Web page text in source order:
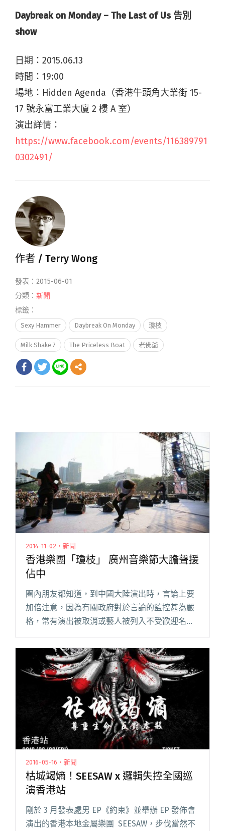
Daybreak on Monday – The Last of Us 告別
show
日期： 2015.06.13
時間： 19:00
場地： Hidden Agenda（香港牛頭角大業街 15-
17 號永富工業大廈 2 樓 A 室）
演出詳情：
https://www.facebook.com/events/116389791
0302491/
作者 / Terry Wong
發表：2015-06-01
分類： 新聞
標籤：
Sexy Hammer Daybreak On Monday 瓊枝
Milk Shake 7 The Priceless Boat 老佛爺
2014-11-02・新聞
香港樂團「瓊枝」 廣州音樂節大膽聲援
佔中
圈內朋友都知道，到中國大陸演出時，言論上要
加倍注意，因為有關政府對於言論的監控甚為嚴
格，常有演出被取消或藝人被列入不受歡迎名單
從此無法公開演出的消息。早前香港本地樂團
「瓊枝」到廣州於430音樂節演出，於舞台上對著
數百樂迷講述香港佔中運動的感閱讀全文 "香港
樂團「瓊枝」 廣州音樂節大膽聲援佔中"
2016-05-16・新聞
枯城竭熵！SEESAW x 邏輯失控全國巡
演香港站
剛於 3 月發表處男 EP《約束》並舉辦 EP 發佈會
演出的香港本地金屬樂團 SEESAW，步伐當然不